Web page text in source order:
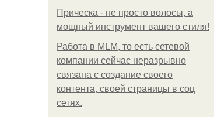
Прическа - не просто волосы, а
мощный инструмент вашего стиля!
Работа в MLM, то есть сетевой
компании сейчас неразрывно
связана с создание своего
контента, своей страницы в соц
сетях.